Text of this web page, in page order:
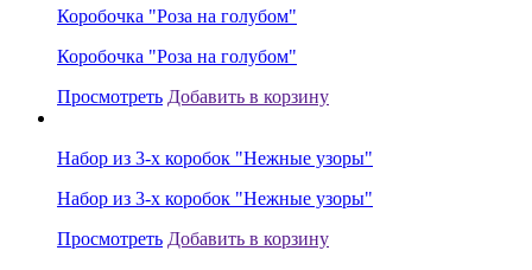
Коробочка "Роза на голубом"
Коробочка "Роза на голубом"
Просмотреть Добавить в корзину
Набор из 3-х коробок "Нежные узоры"
Набор из 3-х коробок "Нежные узоры"
Просмотреть Добавить в корзину